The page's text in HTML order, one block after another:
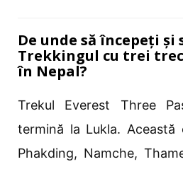
De unde să începeți și
Trekkingul cu trei
în Nepal?
Trekul Everest Three
termină la Lukla.
Phakding, Namche,